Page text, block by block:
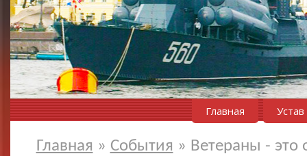
Главная Устав
Главная » События » Ветераны - это